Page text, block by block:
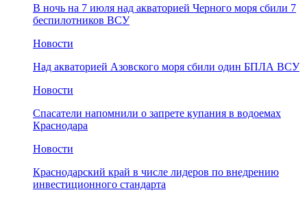
В ночь на 7 июля над акваторией Черного моря сбили 7
беспилотников ВСУ
Новости
Над акваторией Азовского моря сбили один БПЛА ВСУ
Новости
Спасатели напомнили о запрете купания в водоемах
Краснодара
Новости
Краснодарский край в числе лидеров по внедрению
инвестиционного стандарта